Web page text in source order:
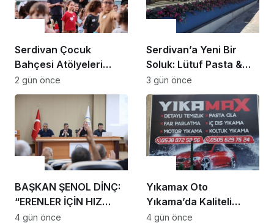
Serdivan Çocuk
Bahçesi Atölyeleri
Başladı
2 gün önce
Serdivan’a Yeni Bir
Soluk: Lütuf Pasta &
Cafe Restaurant
Kapılarını Açtı
3 gün önce
BAŞKAN ŞENOL DİNÇ:
“ERENLER İÇİN HIZ
KESMEDEN DEVAM”
4 gün önce
Yıkamax Oto
Yıkama’da Kaliteli
Hizmetin Adresi: Özgür
4 gün önce